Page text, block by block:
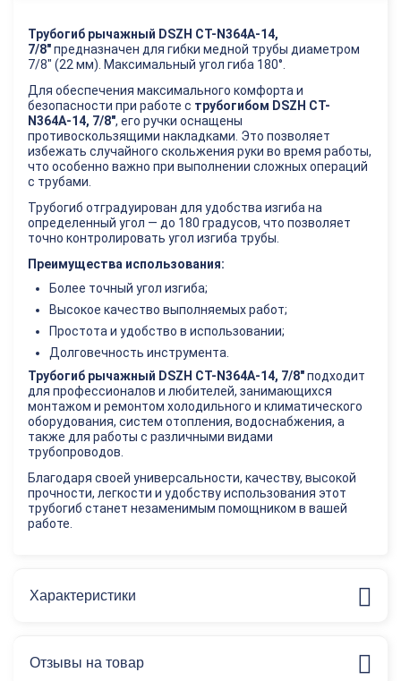
Трубогиб рычажный DSZH CT-N364A-14,
7/8"предназначен для гибки медной трубы диаметром
7/8" (22 мм). Максимальный угол гиба 180°.
Для обеспечения максимального комфорта и
безопасности при работе с трубогибом DSZH CT-
N364A-14, 7/8", его ручки оснащены
противоскользящими накладками. Это позволяет
избежать случайного скольжения руки во время работы,
что особенно важно при выполнении сложных операций
с трубами.
Трубогиб отградуирован для удобства изгиба на
определенный угол — до 180 градусов, что позволяет
точно контролировать угол изгиба трубы.
Преимущества использования:
Более точный угол изгиба;
Высокое качество выполняемых работ;
Простота и удобство в использовании;
Долговечность инструмента.
Трубогиб рычажный DSZH CT-N364A-14, 7/8"подходит
для профессионалов и любителей, занимающихся
монтажом и ремонтом холодильного и климатического
оборудования, систем отопления, водоснабжения, а
также для работы с различными видами
трубопроводов.
Благодаря своей универсальности, качеству, высокой
прочности, легкости и удобству использования этот
трубогиб станет незаменимым помощником в вашей
работе.
Характеристики
Отзывы на товар